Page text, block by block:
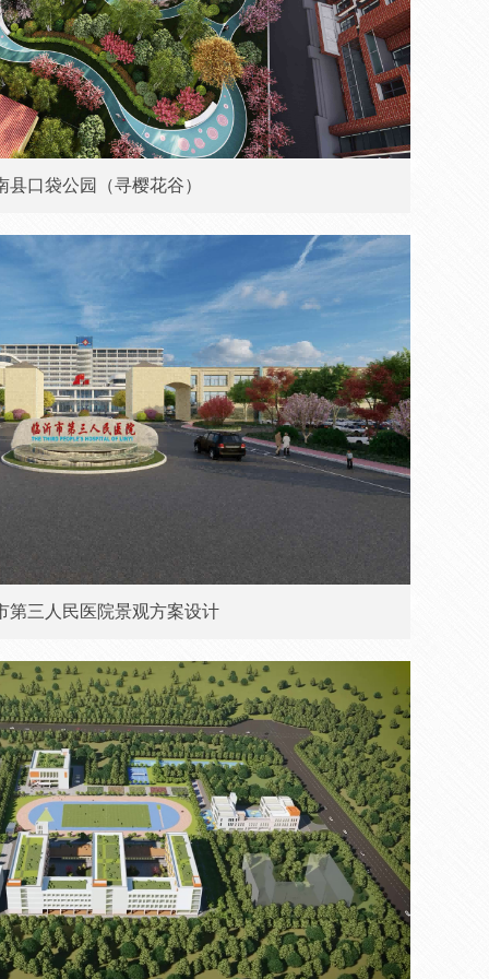
县口袋公园（寻樱花谷）
第三人民医院景观方案设计